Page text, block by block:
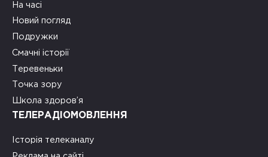
На часі
Новий погляд
Подружки
Смачні історії
Теревеньки
Точка зору
Школа здоров’я
ТЕЛЕРАДІОМОВЛЕННЯ
Історія телеканалу